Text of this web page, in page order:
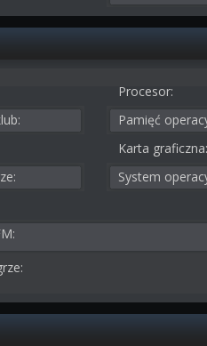
Procesor:
Pamięć
Karta graficzna:
System